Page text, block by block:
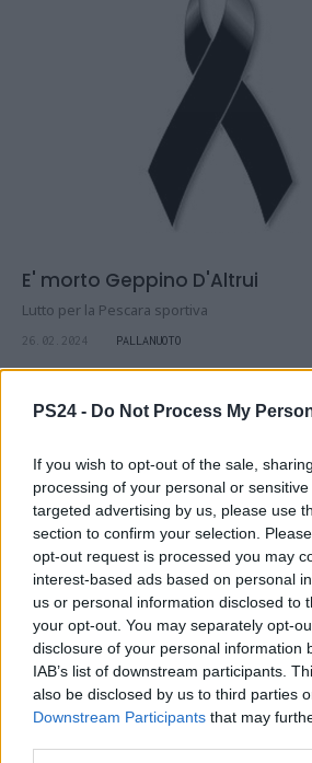
PS24 - Do Not Process My
If you wish to opt-out of the sale,
processing of your personal or
targeted advertising by us, please use
section to confirm your selection.
opt-out request is processed you may
interest-based ads based on personal
us or personal information disclosed to
your opt-out. You may separately opt-
disclosure of your personal information
IAB’s list of downstream participants.
also be disclosed by us to third parties
Downstream Participants that may
E' morto Geppino D'Altrui
Lutto per la Pescara sportiva
26.02.2024 PALLANUOTO
Pescara capitale del
Campionati Italiani Indoor